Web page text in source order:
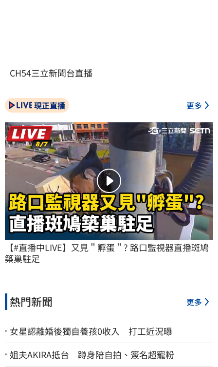
CH54三立新聞台直播
現正直播 更多
【#直播中LIVE】又見＂孵蛋＂? 路口監視器直播斑鳩
築巢駐足
熱門新聞 更多
女星認離婚後獨自養孩0收入 打工近況曝
姐夫AKIRA抵台 蹲身陪自拍、簽名超寵粉